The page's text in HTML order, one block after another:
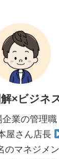
×ビジネ
業の管理
屋さん店長
のマネジメ